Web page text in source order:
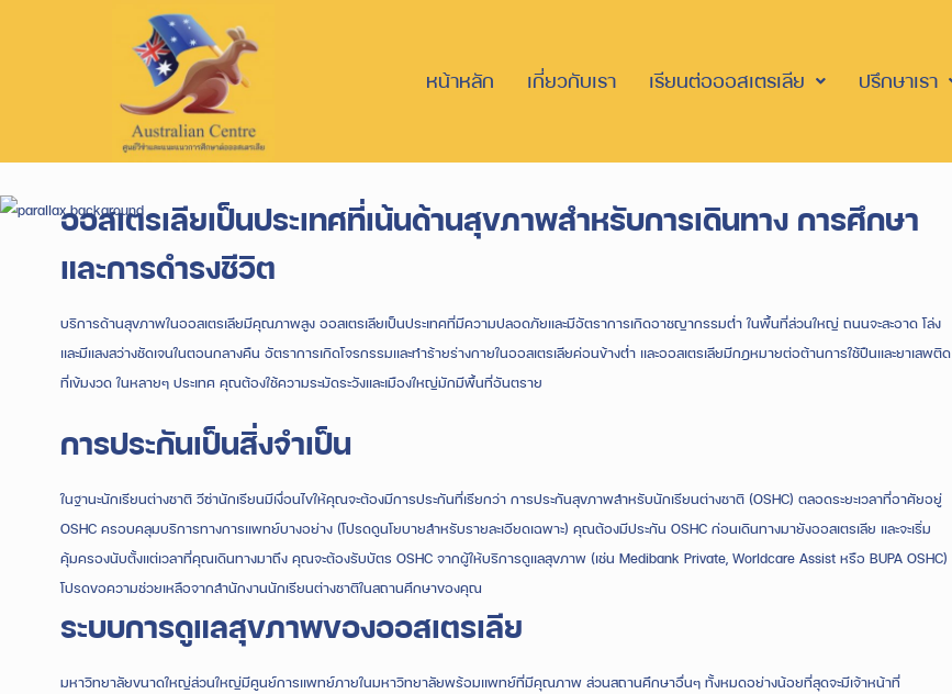
หน้าหลัก เกี่ยวกับเรา เรียนต่อออสเตรเลีย ปรึกษาเรา
ออสเตรเลียเป็นประเทศที่เน้นด้านสุขภาพสำหรับการเดินทาง การศึกษา
และการดำรงชีวิต
บริการด้านสุขภาพในออสเตรเลียมีคุณภาพสูง ออสเตรเลียเป็นประเทศที่มีความปลอดภัยและมีอัตราการเกิดอาชญากรรมต่ำ ในพื้นที่ส่วนใหญ่ ถนนจะสะอาด โล่ง
และมีแสงสว่างชัดเจนในตอนกลางคืน อัตราการเกิดโจรกรรมและทำร้ายร่างกายในออสเตรเลียค่อนข้างต่ำ และออสเตรเลียมีกฎหมายต่อต้านการใช้ปืนและยาเสพติด
ที่เข้มงวด ในหลายๆ ประเทศ คุณต้องใช้ความระมัดระวังและเมืองใหญ่มักมีพื้นที่อันตราย
การประกันเป็นสิ่งจำเป็น
ในฐานะนักเรียนต่างชาติ วีซ่านักเรียนมีเงื่อนไขให้คุณจะต้องมีการประกันที่เรียกว่า การประกันสุขภาพสำหรับนักเรียนต่างชาติ (OSHC) ตลอดระยะเวลาที่อาศัยอยู่
OSHC ครอบคลุมบริการทางการแพทย์บางอย่าง (โปรดดูนโยบายสำหรับรายละเอียดเฉพาะ) คุณต้องมีประกัน OSHC ก่อนเดินทางมายังออสเตรเลีย และจะเริ่ม
คุ้มครองนับตั้งแต่เวลาที่คุณเดินทางมาถึง คุณจะต้องรับบัตร OSHC จากผู้ให้บริการดูแลสุขภาพ (เช่น Medibank Private, Worldcare Assist หรือ BUPA OSHC)
โปรดขอความช่วยเหลือจากสำนักงานนักเรียนต่างชาติในสถานศึกษาของคุณ
ระบบการดูแลสุขภาพของออสเตรเลีย
มหาวิทยาลัยขนาดใหญ่ส่วนใหญ่มีศูนย์การแพทย์ภายในมหาวิทยาลัยพร้อมแพทย์ที่มีคุณภาพ ส่วนสถานศึกษาอื่นๆ ทั้งหมดอย่างน้อยที่สุดจะมีเจ้าหน้าที่